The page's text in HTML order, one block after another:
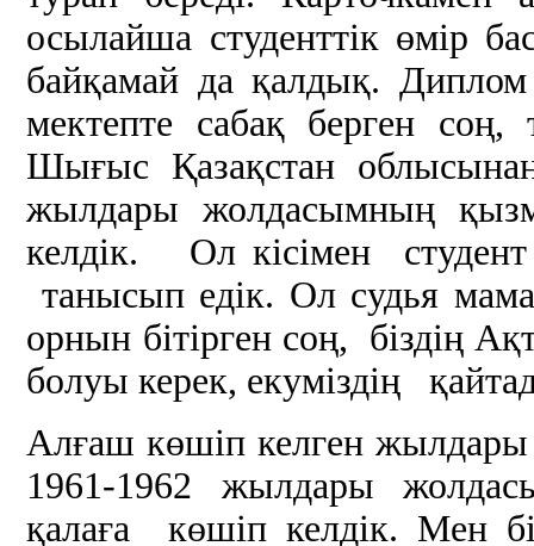
осылайша студенттік өмір
байқамай да қалдық.
мектепте сабақ берген
Шығыс Қазақстан
жылдары жолдасымның
келдік. Ол кісімен студент
танысып едік. Ол судья
орнын бітірген соң, біздің
болуы керек, екуміздің
Алғаш көшіп келген жылдары
1961-1962 жылдары
қалаға көшіп келдік. Мен